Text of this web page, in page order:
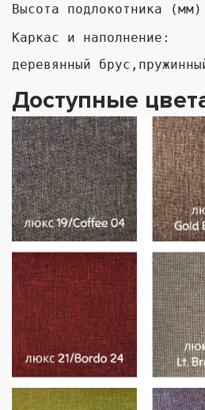
Высота подлокотника
Каркас и наполнение:
деревянный
Доступные